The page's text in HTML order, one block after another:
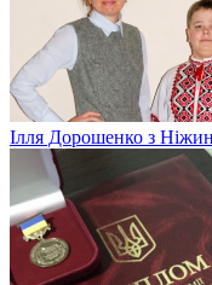
Ілля Дорошенко з